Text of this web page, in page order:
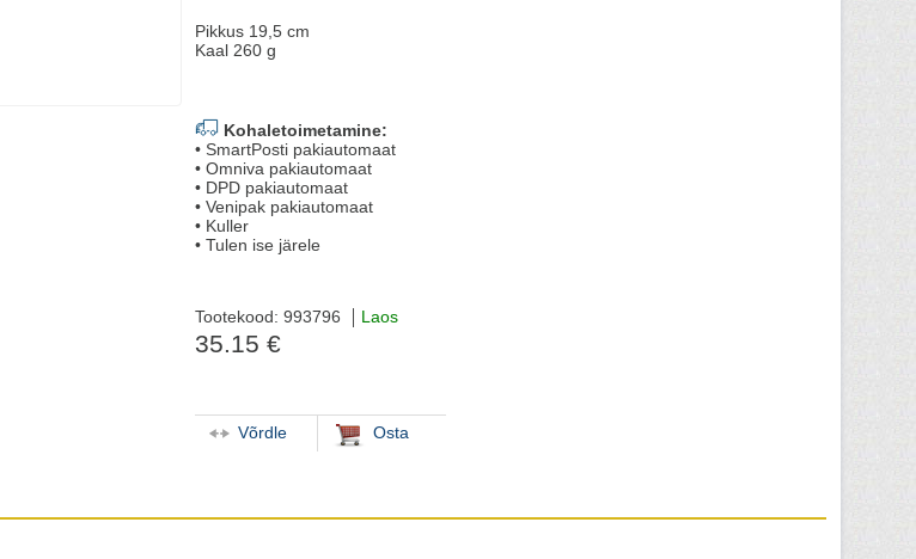
Pikkus 19,5 cm
Kaal 260 g
Kohaletoimetamine:
• SmartPosti pakiautomaat
• Omniva pakiautomaat
• DPD pakiautomaat
• Venipak pakiautomaat
• Kuller
• Tulen ise järele
Tootekood: 993796 Laos
35.15 €
Võrdle Osta